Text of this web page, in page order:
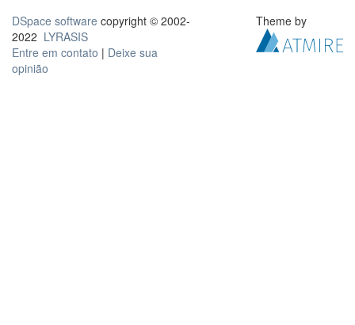
DSpace software copyright © 2002-
2022 LYRASIS
Entre em contato | Deixe sua
opinião
Theme by